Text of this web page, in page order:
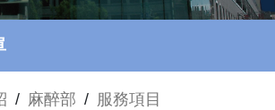
/ 麻醉部 / 服務項目